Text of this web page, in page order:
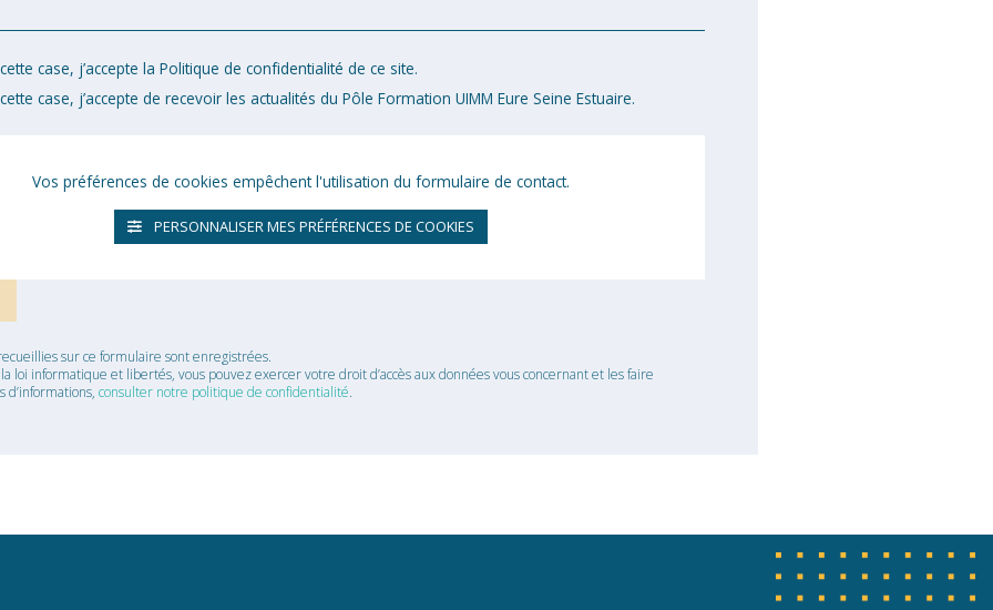
case, j’accepte la Politique de confidentialité de ce site.
case, j’accepte de recevoir les actualités du Pôle Formation UIMM Eure Seine Estuaire.
Vos préférences de cookies empêchent l'utilisation du formulaire de contact.
PERSONNALISER MES PRÉFÉRENCES DE COOKIES
sur ce formulaire sont enregistrées.
loi informatique et libertés, vous pouvez exercer votre droit d’accès aux données vous concernant et les faire
d’informations, consulter notre politique de confidentialité.